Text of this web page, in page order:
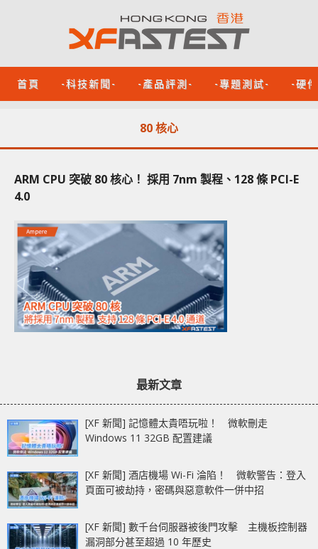
首頁 -科技新聞- -產品評測- -專題測試- -硬
80 核心
ARM CPU 突破 80 核心！ 採用 7nm 製程、128 條 PCI-E
4.0
最新文章
[XF 新聞] 記憶體太貴唔玩啦！ 微軟刪走
Windows 11 32GB 配置建議
[XF 新聞] 酒店機場 Wi-Fi 淪陷！ 微軟警告：登入
頁面可被劫持，密碼與惡意軟件一併中招
[XF 新聞] 數千台伺服器被後門攻擊 主機板控制器
漏洞部分甚至超過 10 年歷史